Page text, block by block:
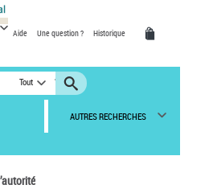
Aide Une question ? Historique
Tout
AUTRES RECHERCHES